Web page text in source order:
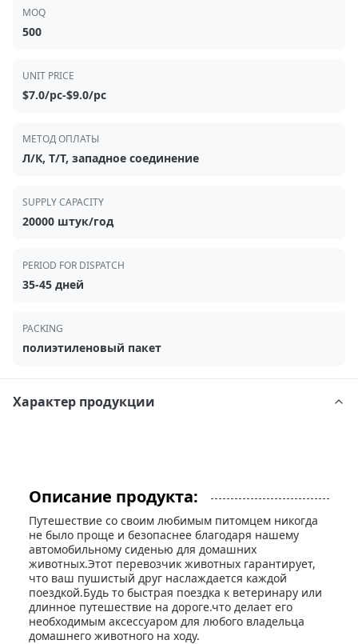
MOQ
500
UNIT PRICE
$7.0/pc-$9.0/pc
МЕТОД ОПЛАТЫ
Л/К, Т/Т, западное соединение
SUPPLY CAPACITY
20000 штук/год
PERIOD FOR DISPATCH
35-45 дней
PACKING
полиэтиленовый пакет
Характер продукции
Описание продукта:
Путешествие со своим любимым питомцем никогда
не было проще и безопаснее благодаря нашему
автомобильному сиденью для домашних
животных.Этот перевозчик животных гарантирует,
что ваш пушистый друг наслаждается каждой
поездкой.Будь то быстрая поездка к ветеринару или
длинное путешествие на дороге.что делает его
необходимым аксессуаром для любого владельца
домашнего животного на ходу.